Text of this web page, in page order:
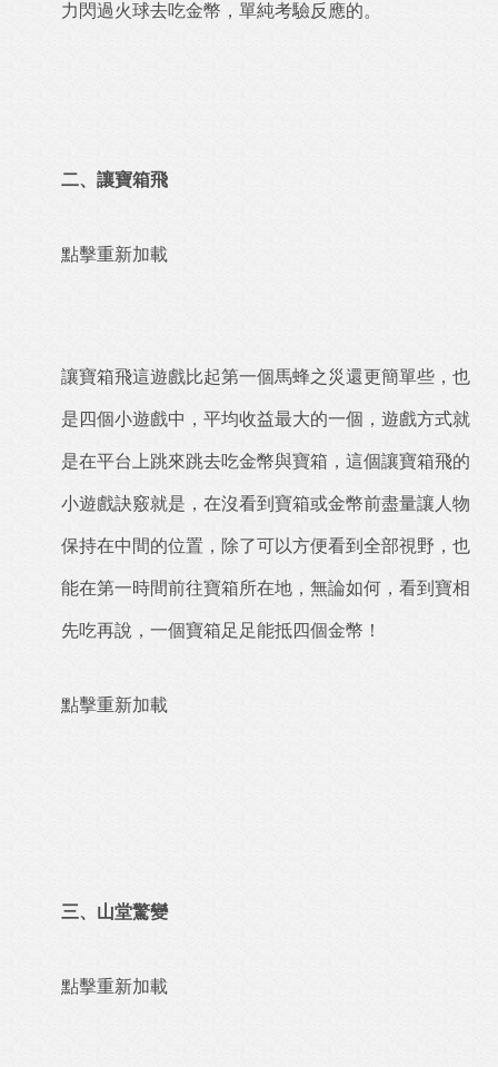
力閃過火球去吃金幣，單純考驗反應的。
二、讓寶箱飛
點擊重新加載
讓寶箱飛這遊戲比起第一個馬蜂之災還更簡單些，也
是四個小遊戲中，平均收益最大的一個，遊戲方式就
是在平台上跳來跳去吃金幣與寶箱，這個讓寶箱飛的
小遊戲訣竅就是，在沒看到寶箱或金幣前盡量讓人物
保持在中間的位置，除了可以方便看到全部視野，也
能在第一時間前往寶箱所在地，無論如何，看到寶相
先吃再說，一個寶箱足足能抵四個金幣！
點擊重新加載
三、山堂驚變
點擊重新加載